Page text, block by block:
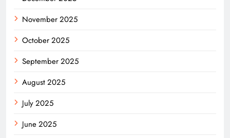
November 2025
October 2025
September 2025
August 2025
July 2025
June 2025